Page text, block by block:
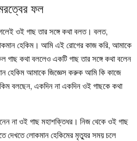
ফল
ওই গাছ তার সঙ্গে কথা বলত। বলত,
হেকিম। আমি এই রোগের কাজ করি, আমাকে
গাছ কথা বললেও একটি গাছ তার সঙ্গে কথা বলেন
হেকিম আমাকে জিজ্ঞেস করুক আমি কি কাজে
বলছেন, একদিন না একদিন ওই গাছকে কথা
না ওই গাছ মহাশক্তিধর। নিজ থেকে ওই গাছ
দেখতে লোকমান হেকিমের মৃত্যুর সময় চলে